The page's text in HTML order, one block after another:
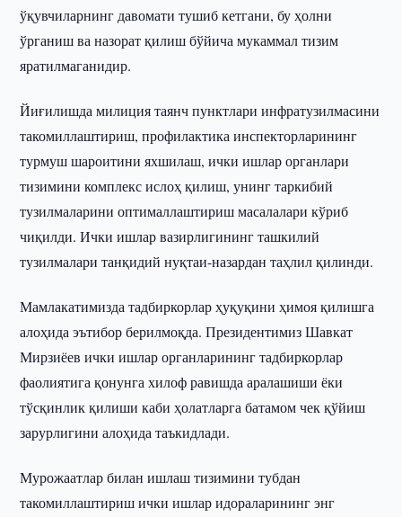
ўқувчиларнинг давомати тушиб кетгани, бу ҳолни
ўрганиш ва назорат қилиш бўйича мукаммал тизим
яратилмаганидир.
Йиғилишда милиция таянч пунктлари инфратузилмасини
такомиллаштириш, профилактика инспекторларининг
турмуш шароитини яхшилаш, ички ишлар органлари
тизимини комплекс ислоҳ қилиш, унинг таркибий
тузилмаларини оптималлаштириш масалалари кўриб
чиқилди. Ички ишлар вазирлигининг ташкилий
тузилмалари танқидий нуқтаи-назардан таҳлил қилинди.
Мамлакатимизда тадбиркорлар ҳуқуқини ҳимоя қилишга
алоҳида эътибор берилмоқда. Президентимиз Шавкат
Мирзиёев ички ишлар органларининг тадбиркорлар
фаолиятига қонунга хилоф равишда аралашиши ёки
тўсқинлик қилиши каби ҳолатларга батамом чек қўйиш
зарурлигини алоҳида таъкидлади.
Мурожаатлар билан ишлаш тизимини тубдан
такомиллаштириш ички ишлар идораларининг энг